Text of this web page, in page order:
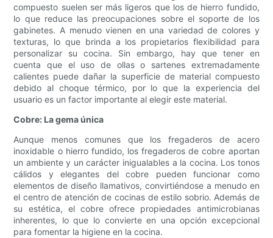
compuesto suelen ser más ligeros que los de hierro fundido,
lo que reduce las preocupaciones sobre el soporte de los
gabinetes. A menudo vienen en una variedad de colores y
texturas, lo que brinda a los propietarios flexibilidad para
personalizar su cocina. Sin embargo, hay que tener en
cuenta que el uso de ollas o sartenes extremadamente
calientes puede dañar la superficie de material compuesto
debido al choque térmico, por lo que la experiencia del
usuario es un factor importante al elegir este material.
Cobre: ​​La gema única
Aunque menos comunes que los fregaderos de acero
inoxidable o hierro fundido, los fregaderos de cobre aportan
un ambiente y un carácter inigualables a la cocina. Los tonos
cálidos y elegantes del cobre pueden funcionar como
elementos de diseño llamativos, convirtiéndose a menudo en
el centro de atención de cocinas de estilo sobrio. Además de
su estética, el cobre ofrece propiedades antimicrobianas
inherentes, lo que lo convierte en una opción excepcional
para fomentar la higiene en la cocina.